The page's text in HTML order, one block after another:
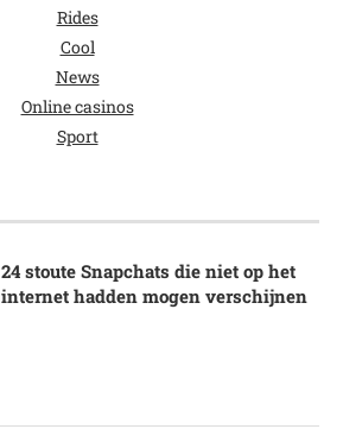
Rides
Cool
News
Online casinos
Sport
24 stoute Snapchats die niet op het
internet hadden mogen verschijnen